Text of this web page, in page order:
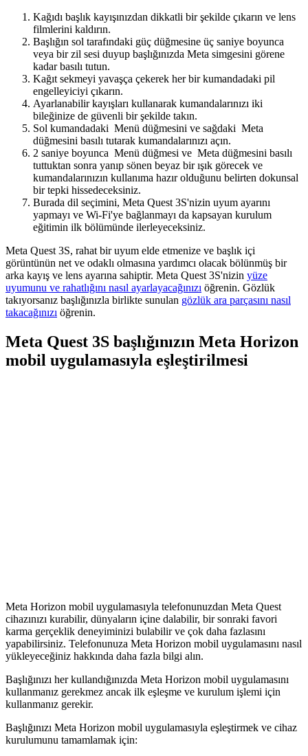
Kağıdı başlık kayışınızdan dikkatli bir şekilde çıkarın ve lens
filmlerini kaldırın.
Başlığın sol tarafındaki güç düğmesine üç saniye boyunca
veya bir zil sesi duyup başlığınızda Meta simgesini görene
kadar basılı tutun.
Kağıt sekmeyi yavaşça çekerek her bir kumandadaki pil
engelleyiciyi çıkarın.
Ayarlanabilir kayışları kullanarak kumandalarınızı iki
bileğinize de güvenli bir şekilde takın.
Sol kumandadaki Menü düğmesini ve sağdaki Meta
düğmesini basılı tutarak kumandalarınızı açın.
2 saniye boyunca Menü düğmesi ve Meta düğmesini basılı
tuttuktan sonra yanıp sönen beyaz bir ışık görecek ve
kumandalarınızın kullanıma hazır olduğunu belirten dokunsal
bir tepki hissedeceksiniz.
Burada dil seçimini, Meta Quest 3S'nizin uyum ayarını
yapmayı ve Wi-Fi'ye bağlanmayı da kapsayan kurulum
eğitimin ilk bölümünde ilerleyeceksiniz.
Meta Quest 3S, rahat bir uyum elde etmenize ve başlık içi
görüntünün net ve odaklı olmasına yardımcı olacak bölünmüş bir
arka kayış ve lens ayarına sahiptir. Meta Quest 3S'nizin yüze
uyumunu ve rahatlığını nasıl ayarlayacağınızı öğrenin. Gözlük
takıyorsanız başlığınızla birlikte sunulan gözlük ara parçasını nasıl
takacağınızı öğrenin.
Meta Quest 3S başlığınızın Meta Horizon
mobil uygulamasıyla eşleştirilmesi
Meta Horizon mobil uygulamasıyla telefonunuzdan Meta Quest
cihazınızı kurabilir, dünyaların içine dalabilir, bir sonraki favori
karma gerçeklik deneyiminizi bulabilir ve çok daha fazlasını
yapabilirsiniz. Telefonunuza Meta Horizon mobil uygulamasını nasıl
yükleyeceğiniz hakkında daha fazla bilgi alın.
Başlığınızı her kullandığınızda Meta Horizon mobil uygulamasını
kullanmanız gerekmez ancak ilk eşleşme ve kurulum işlemi için
kullanmanız gerekir.
Başlığınızı Meta Horizon mobil uygulamasıyla eşleştirmek ve cihaz
kurulumunu tamamlamak için: